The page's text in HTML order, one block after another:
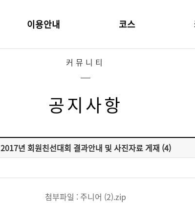
이용안내 코스
커뮤니티
공지사항
2017년 회원친선대회 결과안내 및 사진자료 게재 (4)
첨부파일 : 주니어 (2).zip